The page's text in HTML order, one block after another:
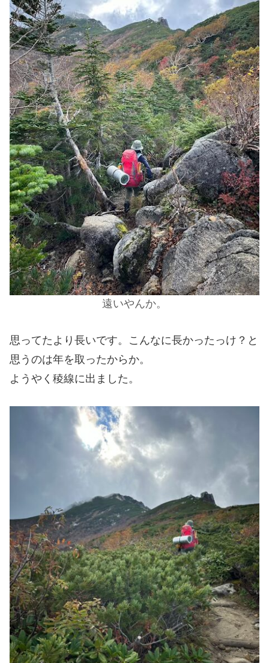
遠いやんか。
思ってたより長いです。こんなに長かったっけ？と
思うのは年を取ったからか。
ようやく稜線に出ました。